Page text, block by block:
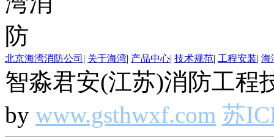
北京海湾消防公司 | 关于海湾| 产品中心| 技术规范| 工程安装| 海
智淼君安(江苏)消防工程
by www.gsthwxf.com 苏